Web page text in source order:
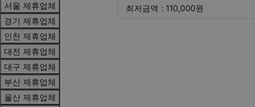
최저금액 : 110,000원
서울 제휴업체
경기 제휴업체
인천 제휴업체
대전 제휴업체
대구 제휴업체
부산 제휴업체
울산 제휴업체